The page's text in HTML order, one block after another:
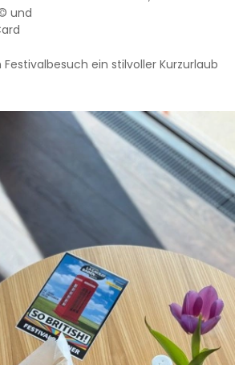
und
ein stilvoller Kurzurlaub